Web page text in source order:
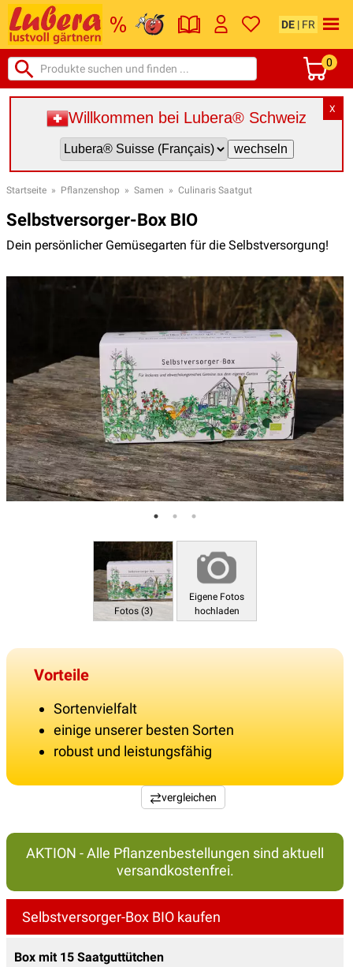
DE | FR
0
X
Willkommen bei Lubera® Schweiz
Startseite » Pflanzenshop » Samen » Culinaris Saatgut
Selbstversorger-Box BIO
Dein persönlicher Gemüsegarten für die Selbstversorgung!
Fotos (3)
Eigene Fotos
hochladen
Vorteile
Sortenvielfalt
einige unserer besten Sorten
robust und leistungsfähig
vergleichen
AKTION - Alle Pflanzenbestellungen sind aktuell
versandkostenfrei.
Selbstversorger-Box BIO kaufen
Box mit 15 Saatguttütchen